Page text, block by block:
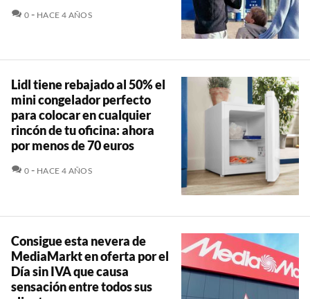
0 COMENTARIOS
HACE 4 AÑOS
Lidl tiene rebajado al 50% el
mini congelador perfecto
para colocar en cualquier
rincón de tu oficina: ahora
por menos de 70 euros
0 COMENTARIOS
HACE 4 AÑOS
Consigue esta nevera de
MediaMarkt en oferta por el
Día sin IVA que causa
sensación entre todos sus